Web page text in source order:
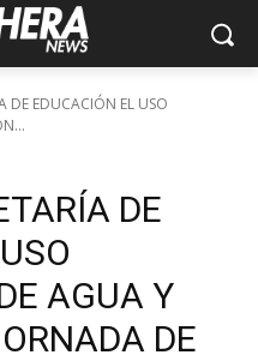
DE EDUCACIÓN EL USO
DE
AGUA Y
DE